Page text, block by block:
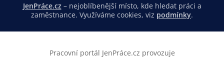
JenPráce.cz – nejoblíbenější místo, kde hledat práci a
zaměstnance. Využíváme cookies, viz podmínky.
Pracovní portál JenPráce.cz provozuje